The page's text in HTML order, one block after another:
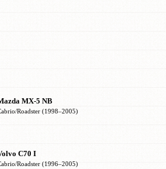
MX-5 NB
Roadster (1998–2005)
C70 I
Roadster (1996–2005)